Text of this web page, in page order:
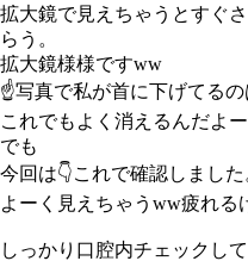
拡大鏡で見えちゃうとすぐ
らう。
拡大鏡様様ですww
☝️写真で私が首に下げてる
これでもよく消えるんだよ
でも
今回は👇これで確認しまし
よーく見えちゃうww疲れる
しっかり口腔内チェックして